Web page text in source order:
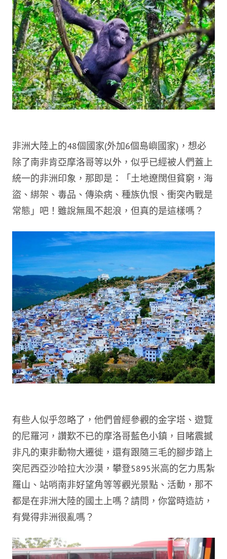
非洲大陸上的48個國家(外加6個島嶼國家)，想必
除了南非肯亞摩洛哥等以外，似乎已經被人們蓋上
統一的非洲印象，那即是：「土地遼闊但貧窮，海
盜、綁架、毒品、傳染病、種族仇恨、衝突內戰是
常態」吧！雖說無風不起浪，但真的是這樣嗎？
有些人似乎忽略了，他們曾經參觀的金字塔、遊覽
的尼羅河，讚歎不已的摩洛哥藍色小鎮，目睹震撼
非凡的東非動物大遷徙，還有跟隨三毛的腳步踏上
突尼西亞沙哈拉大沙漠，攀登5895米高的乞力馬紮
羅山、站哨南非好望角等等觀光景點、活動，那不
都是在非洲大陸的國土上嗎？請問，你當時造訪，
有覺得非洲很亂嗎？